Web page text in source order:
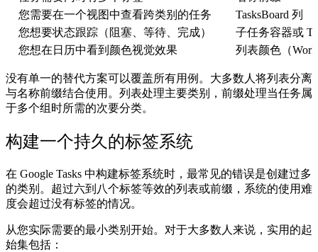
您需要在一个视图中查看跨类别的任务
TasksBoard 列
您想要状态跟踪（阻塞、等待、完成）
子任务容器或
您想在日历中看到颜色视觉效果
列表颜色（
没有单一的替代方案可以覆盖所有用例。大多数人将列表分离
与名称前缀结合使用。列表处理主要类别，前缀处理当任务属
于多个组时所需的次要分类。
构建一个持久的标签系统
在 Google Tasks 中构建标签系统时，最常见的错误是创建过多
的类别。超过六到八个标签等效的列表或前缀，系统的使用难
度会超过没有标签的情况。
从您实际需要的最小类别开始。对于大多数人来说，实用的起
始集包括：